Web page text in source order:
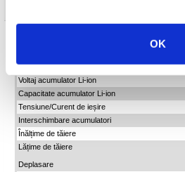
OK
Număr port acumulatori
Voltaj acumulator Li-ion
Capacitate acumulator Li-ion
Tensiune/Curent de ieșire
Interschimbare acumulatori
Înălțime de tăiere
Lățime de tăiere
Deplasare